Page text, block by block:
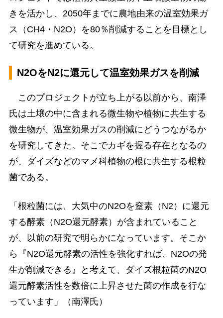
きを活かし、2050年までに農地由来の温室効果ガ
ス（CH4・N2O）を80％削減することを目標とし
て研究を進めている。
N2OをN2に還元して温室効果ガスを削減
このプロジェクトが立ち上がる以前から、南澤
氏は土壌の中に含まれる微生物や植物に共生する
微生物が、温室効果ガスの削減にどうつながるか
を研究してきた。そこでカギを握る存在となるの
が、ダイズなどのマメ科植物の根に共生する根粒
菌である。
「根粒菌には、大気中のN2Oを窒素（N2）に還元
する酵素（N2O還元酵素）が含まれていること
が、以前の研究で明らかになっています。そこか
ら『N2O還元酵素の活性を強化すれば、N2Oの発
生が削減できる』と考えて、ダイズ根粒菌のN2O
還元酵素活性を数倍に上昇させた菌の作成を行な
っています」（南澤氏）